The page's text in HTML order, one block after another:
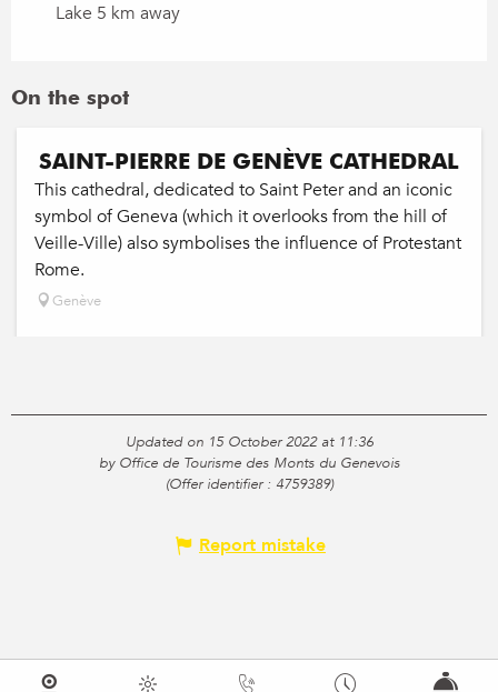
Lake 5 km away
On the spot
SAINT-PIERRE DE GENÈVE CATHEDRAL
This cathedral, dedicated to Saint Peter and an iconic
symbol of Geneva (which it overlooks from the hill of
Veille-Ville) also symbolises the influence of Protestant
Rome.
Genève
Updated on 15 October 2022 at 11:36
by Office de Tourisme des Monts du Genevois
(Offer identifier : 4759389)
Report mistake